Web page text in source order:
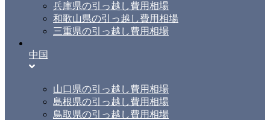
兵庫県の引っ越し費用相場
和歌山県の引っ越し費用相場
三重県の引っ越し費用相場
中国
山口県の引っ越し費用相場
島根県の引っ越し費用相場
鳥取県の引っ越し費用相場